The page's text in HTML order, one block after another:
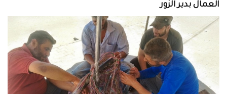
العمال بدير الزور